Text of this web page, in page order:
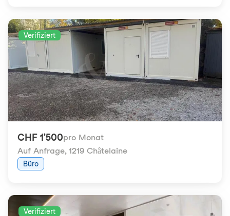
Verifiziert
CHF 1'500pro Monat
Auf Anfrage, 1219 Châtelaine
Büro
Verifiziert